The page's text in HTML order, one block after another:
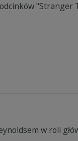
"Stranger
w roli